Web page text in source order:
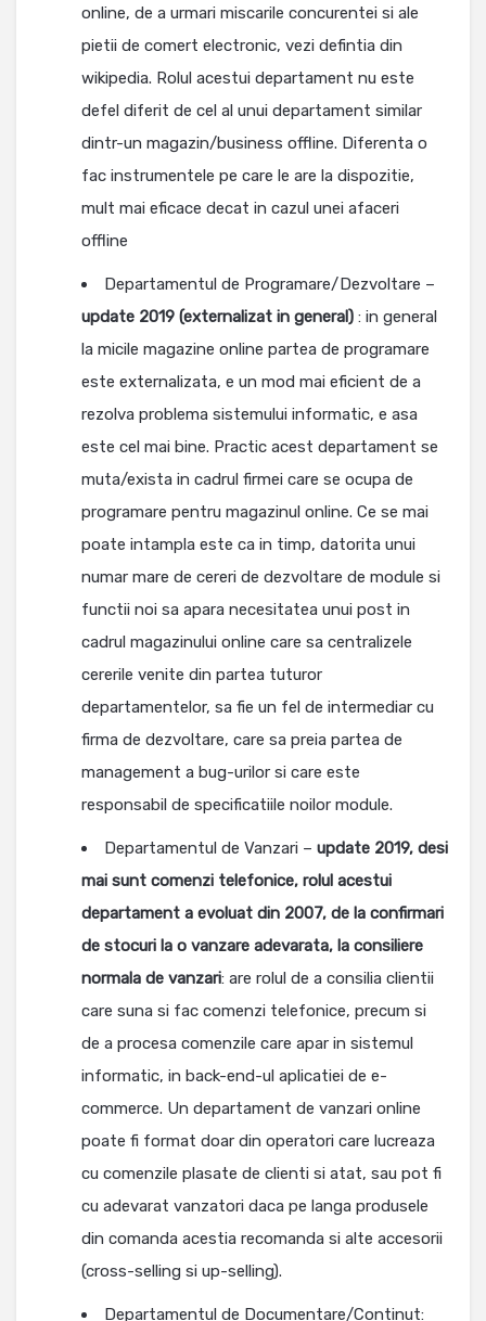
online, de a urmari miscarile concurentei si ale
pietii de comert electronic, vezi defintia din
wikipedia. Rolul acestui departament nu este
defel diferit de cel al unui departament similar
dintr-un magazin/business offline. Diferenta o
fac instrumentele pe care le are la dispozitie,
mult mai eficace decat in cazul unei afaceri
offline
Departamentul de Programare/Dezvoltare –
update 2019 (externalizat in general) : in general
la micile magazine online partea de programare
este externalizata, e un mod mai eficient de a
rezolva problema sistemului informatic, e asa
este cel mai bine. Practic acest departament se
muta/exista in cadrul firmei care se ocupa de
programare pentru magazinul online. Ce se mai
poate intampla este ca in timp, datorita unui
numar mare de cereri de dezvoltare de module si
functii noi sa apara necesitatea unui post in
cadrul magazinului online care sa centralizele
cererile venite din partea tuturor
departamentelor, sa fie un fel de intermediar cu
firma de dezvoltare, care sa preia partea de
management a bug-urilor si care este
responsabil de specificatiile noilor module.
Departamentul de Vanzari – update 2019, desi
mai sunt comenzi telefonice, rolul acestui
departament a evoluat din 2007, de la confirmari
de stocuri la o vanzare adevarata, la consiliere
normala de vanzari: are rolul de a consilia clientii
care suna si fac comenzi telefonice, precum si
de a procesa comenzile care apar in sistemul
informatic, in back-end-ul aplicatiei de e-
commerce. Un departament de vanzari online
poate fi format doar din operatori care lucreaza
cu comenzile plasate de clienti si atat, sau pot fi
cu adevarat vanzatori daca pe langa produsele
din comanda acestia recomanda si alte accesorii
(cross-selling si up-selling).
Departamentul de Documentare/Continut: